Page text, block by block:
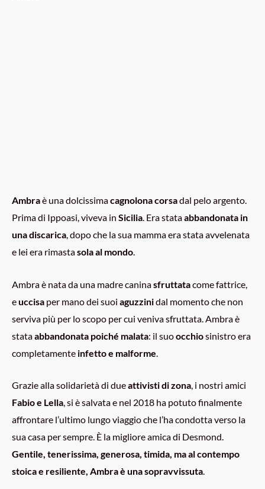
Ambraè una dolcissimacagnolona corsadal pelo argento.
Prima di Ippoasi, viveva in Sicilia. Era stataabbandonata in
una discarica, dopo che la sua mamma era stata avvelenata
e lei era rimastasola al mondo.
Ambra è nata da una madre caninasfruttatacome fattrice,
euccisa per mano dei suoi aguzzinidal momento che non
serviva più per lo scopo per cui veniva sfruttata. Ambra è
stataabbandonata poiché malata: il suoocchiosinistro era
completamente infetto e malforme
Grazie alla solidarietà di dueattivisti di zona, i nostri amici
Fabio e Lella, si è salvata e nel 2018 ha potuto finalmente
affrontare l’ultimo lungo viaggio che l’ha condotta verso la
sua casa per sempre. È la migliore amica di Desmond.
Gentile, tenerissima, generosa, timida, ma al contempo
stoica e resiliente, Ambra è una sopravvissuta.